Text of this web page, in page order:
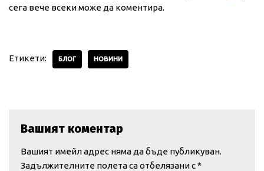
сега вече всеки може да коментира.
Етикети: БЛОГ НОВИНИ
Вашият коментар
Вашият имейл адрес няма да бъде публикуван.
Задължителните полета са отбелязани с*